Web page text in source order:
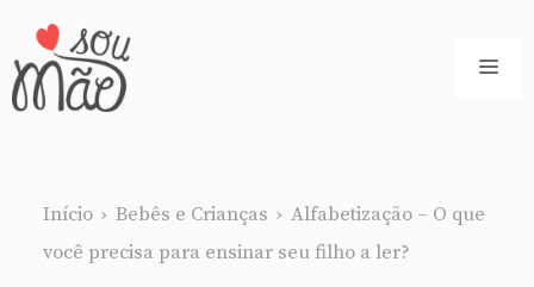
Pular
para
Início › Bebês e Crianças › Alfabetização – O que
você precisa para ensinar seu filho a ler?